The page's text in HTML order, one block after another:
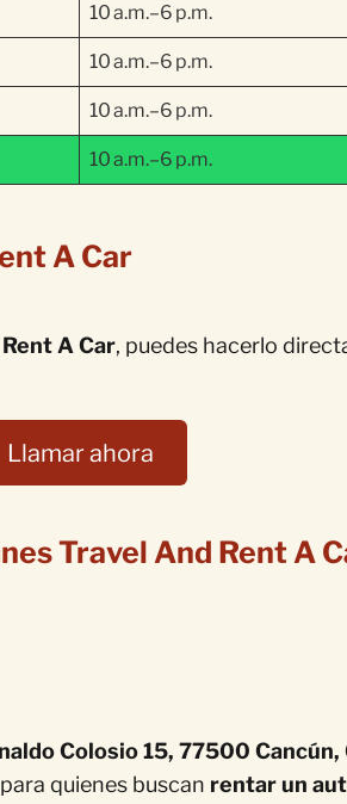
10 a.m.–6 p.m.
10 a.m.–6 p.m.
10 a.m.–6 p.m.
10 a.m.–6 p.m.
A Car
A Car, puedes hacerlo
Llamar ahora
Travel And Rent A
Colosio 15, 77500 Cancún,
quienes buscan rentar un